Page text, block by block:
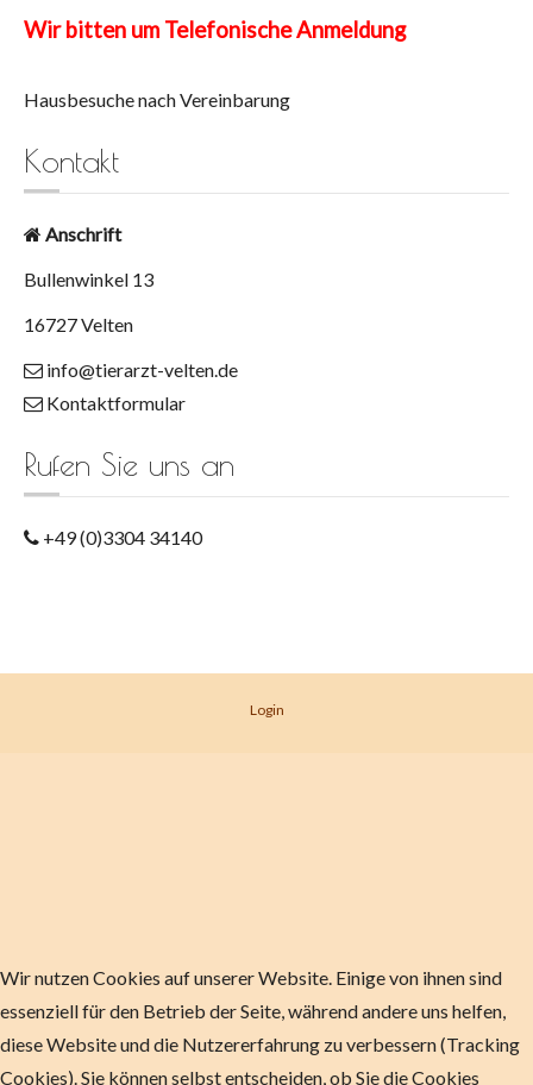
Wir bitten um Telefonische Anmeldung
Hausbesuche nach Vereinbarung
Kontakt
Anschrift
Bullenwinkel 13
16727 Velten
info@tierarzt-velten.de
Kontaktformular
Rufen Sie uns an
+49 (0)3304 34140
Login
Wir nutzen Cookies auf unserer Website. Einige von ihnen sind
essenziell für den Betrieb der Seite, während andere uns helfen,
diese Website und die Nutzererfahrung zu verbessern (Tracking
Cookies). Sie können selbst entscheiden, ob Sie die Cookies